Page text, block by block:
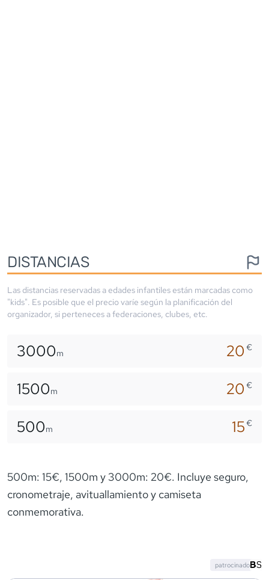
DISTANCIAS
Las distancias reservadas a edades infantiles están marcadas como
"kids". Es posible que el precio varíe según la planificación del
organizador, si perteneces a federaciones, clubes, etc.
3000m 20€
1500m 20€
500m 15€
500m: 15€, 1500m y 3000m: 20€. Incluye seguro,
cronometraje, avituallamiento y camiseta
conmemorativa.
patrocinado